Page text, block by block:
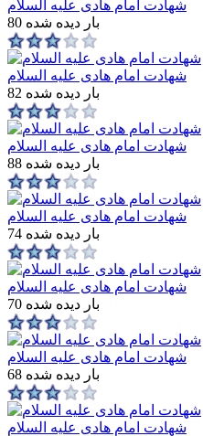
شهادت امام هادی علیه السلام
80 بار دیده شده
شهادت امام هادی علیه السلام
82 بار دیده شده
شهادت امام هادی علیه السلام
88 بار دیده شده
شهادت امام هادی علیه السلام
74 بار دیده شده
شهادت امام هادی علیه السلام
70 بار دیده شده
شهادت امام هادی علیه السلام
68 بار دیده شده
شهادت امام هادی علیه السلام